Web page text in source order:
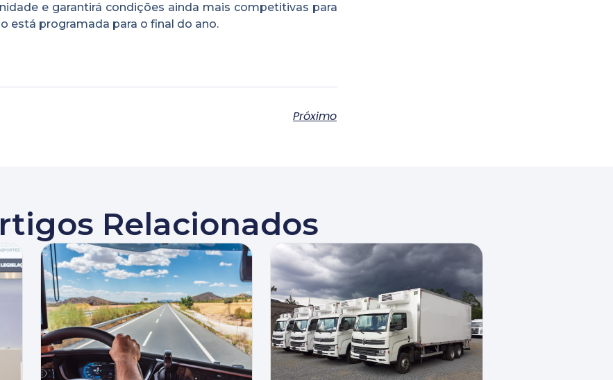
e garantirá condições ainda mais competitivas para
está programada para o final do ano.
Próximo
Relacionados